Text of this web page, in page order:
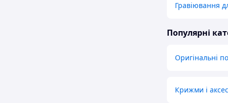
Гравіювання
Популярні
Оригінальні
Крижми і